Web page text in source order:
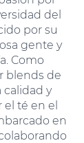
del
por su
gente y
Como
blends de
calidad y
té en el
en